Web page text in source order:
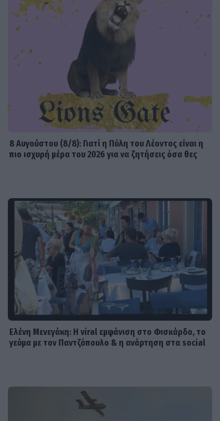
8 Aυγούστου (8/8): Γιατί η Πύλη του Λέοντος είναι η
πιο ισχυρή μέρα του 2026 για να ζητήσεις όσα θες
Ελένη Μενεγάκη: Η viral εμφάνιση στο Φισκάρδο, το
γεύμα με τον Παντζόπουλο & η ανάρτηση στα social